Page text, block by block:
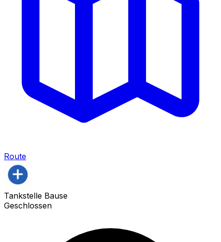
Route
Tankstelle Bause
Geschlossen